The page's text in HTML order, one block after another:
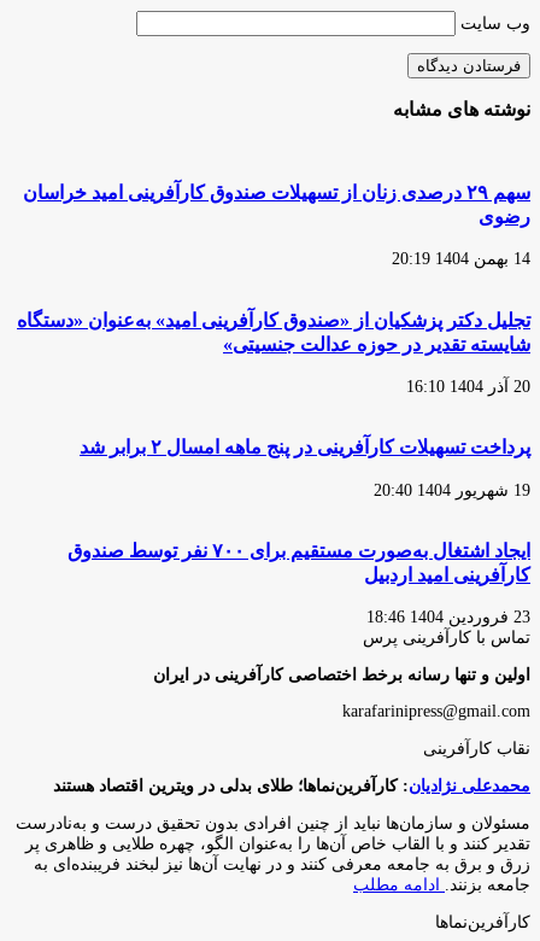
وب‌ سایت
نوشته های مشابه
سهم ۲۹ درصدی زنان از تسهیلات صندوق کارآفرینی امید خراسان
رضوی
14 بهمن 1404 20:19
تجلیل دکتر پزشکیان از «صندوق کارآفرینی امید» به‌عنوان «دستگاه
شایسته تقدیر در حوزه عدالت جنسیتی»
20 آذر 1404 16:10
پرداخت تسهیلات کارآفرینی در پنج ماهه امسال ۲ برابر شد
19 شهریور 1404 20:40
ایجاد اشتغال به‌صورت مستقیم برای ۷۰۰ نفر توسط صندوق
کارآفرینی امید اردبیل
23 فروردین 1404 18:46
تماس با کارآفرینی پرس
اولین و تنها رسانه برخط اختصاصی کارآفرینی در ایران
karafarinipress@gmail.com
نقاب کارآفرینی
محمدعلی نژادیان: کارآفرین‌نماها؛ طلای بدلی در ویترین اقتصاد هستند
مسئولان و سازمان‌ها نباید از چنین افرادی بدون تحقیق درست و به‌نادرست
تقدیر کنند و با القاب خاص آ‌ن‌ها را به‌عنوان الگو، چهره طلایی و ظاهری پر
زرق و برق به جامعه معرفی کنند و در نهایت آن‌ها نیز لبخند فریبنده‌ای به
جامعه بزنند. ادامه مطلب
کارآفرین‌نماها